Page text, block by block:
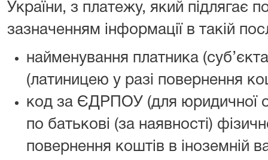
України, з платежу, який підлягає
зазначенням інформації в такій
найменування платника
(латиницею у разі повернення
код за ЄДРПОУ (для юридичної
по батькові (за наявності)
повернення коштів в іноземній